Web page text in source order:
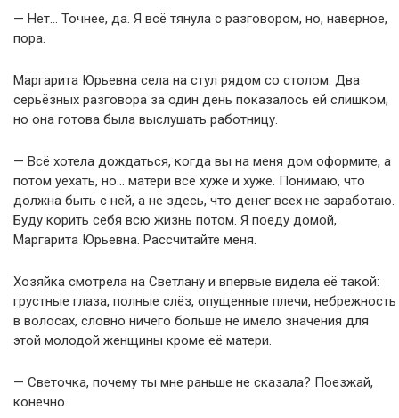
— Нет… Точнее, да. Я всё тянула с разговором, но, наверное,
пора.
Маргарита Юрьевна села на стул рядом со столом. Два
серьёзных разговора за один день показалось ей слишком,
но она готова была выслушать работницу.
— Всё хотела дождаться, когда вы на меня дом оформите, а
потом уехать, но… матери всё хуже и хуже. Понимаю, что
должна быть с ней, а не здесь, что денег всех не заработаю.
Буду корить себя всю жизнь потом. Я поеду домой,
Маргарита Юрьевна. Рассчитайте меня.
Хозяйка смотрела на Светлану и впервые видела её такой:
грустные глаза, полные слёз, опущенные плечи, небрежность
в волосах, словно ничего больше не имело значения для
этой молодой женщины кроме её матери.
— Светочка, почему ты мне раньше не сказала? Поезжай,
конечно.